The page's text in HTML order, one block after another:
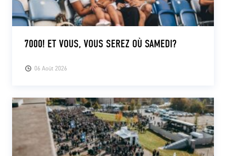
06 Août 2026
7000! ET VOUS, VOUS SEREZ OÙ SAMEDI?